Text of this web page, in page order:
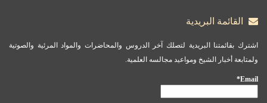
القائمة البريدية
اشترك بقائمتنا البريدية لتصلك آخر الدروس والمحاضرات والمواد المرئية والصوتية
ولمتابعة أخبار الشيخ ومواعيد مجالسه العلمية.
Email*